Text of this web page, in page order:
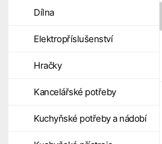
Dílna
Elektropříslušenství
Hračky
Kancelářské potřeby
Kuchyňské potřeby a nádobí